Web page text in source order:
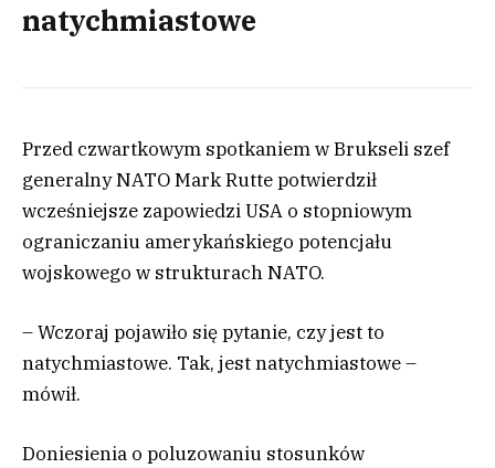
natychmiastowe
Przed czwartkowym spotkaniem w Brukseli szef
generalny NATO Mark Rutte potwierdził
wcześniejsze zapowiedzi USA o stopniowym
ograniczaniu amerykańskiego potencjału
wojskowego w strukturach NATO.
– Wczoraj pojawiło się pytanie, czy jest to
natychmiastowe. Tak, jest natychmiastowe –
mówił.
Doniesienia o poluzowaniu stosunków